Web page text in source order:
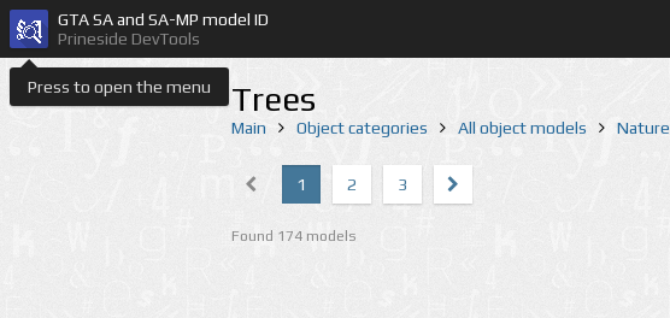
Press to open the menu
GTA SA and SA-MP model ID
Prineside DevTools
Trees
Main Object categories All object models Nature
1 2 3
Found 174 models